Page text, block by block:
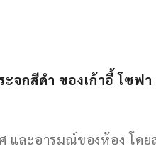
กสีดำ ของเก้าอี้ โซฟ
และอารมณ์ของห้อง โด